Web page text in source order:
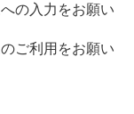
の入力をお願い
ご利用をお願い